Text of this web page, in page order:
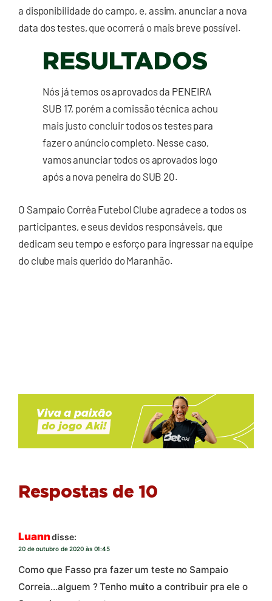
a disponibilidade do campo, e, assim, anunciar a nova
data dos testes, que ocorrerá o mais breve possível.
RESULTADOS
Nós já temos os aprovados da PENEIRA
SUB 17, porém a comissão técnica achou
mais justo concluir todos os testes para
fazer o anúncio completo. Nesse caso,
vamos anunciar todos os aprovados logo
após a nova peneira do SUB 20.
O Sampaio Corrêa Futebol Clube agradece a todos os
participantes, e seus devidos responsáveis, que
dedicam seu tempo e esforço para ingressar na equipe
do clube mais querido do Maranhão.
Respostas de 10
Luanndisse:
20 de outubro de 2020 às 01:45
Como que Fasso pra fazer um teste no Sampaio
Correia…alguem ? Tenho muito a contribuir pra ele o